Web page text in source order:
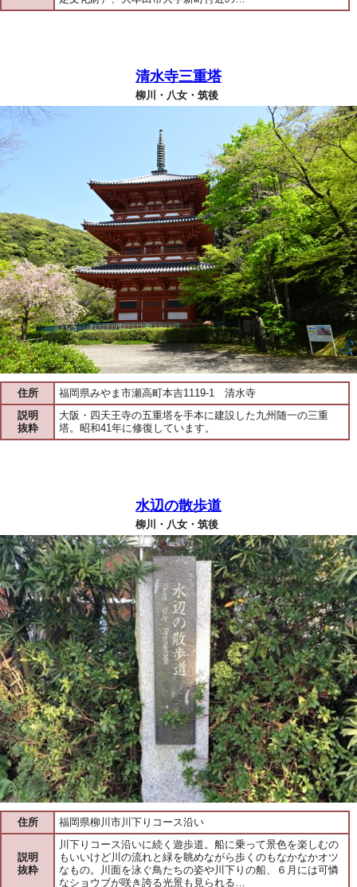
清水寺三重塔
柳川・八女・筑後
住所
福岡県みやま市瀬高町本吉1119-1 清水寺
説明
抜粋
大阪・四天王寺の五重塔を手本に建設した九州随一の三重
塔。昭和41年に修復しています。
水辺の散歩道
柳川・八女・筑後
住所 福岡県柳川市川下りコース沿い
説明
抜粋
川下りコース沿いに続く遊歩道。船に乗って景色を楽しむの
もいいけど川の流れと緑を眺めながら歩くのもなかなかオツ
なもの。川面を泳ぐ鳥たちの姿や川下りの船、６月には可憐
なショウブが咲き誇る光景も見られる…